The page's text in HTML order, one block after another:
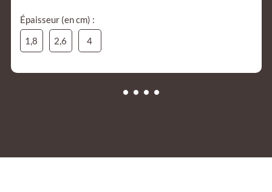
Épaisseur (en cm) :
1,8
2,6 4